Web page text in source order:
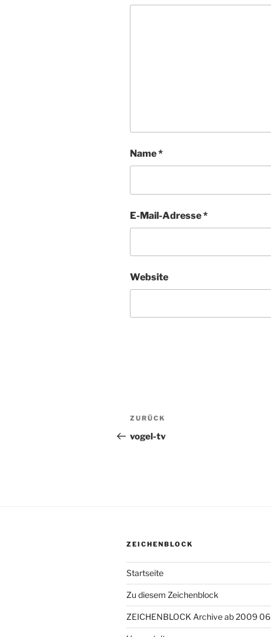
Name*
E-Mail-Adresse*
Website
Beitragsnavigation
Vorheriger
Beitrag
ZURÜCK
vogel-tv
ZEICHENBLOCK
Startseite
Zu diesem Zeichenblock
ZEICHENBLOCK Archive ab 2009 06